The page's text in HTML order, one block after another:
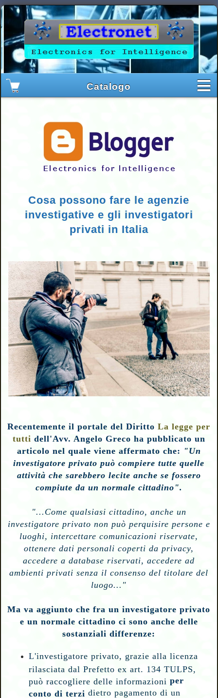
Cosa possono fare le agenzie
investigative e gli investigatori
privati in Italia
Recentemente il portale del Diritto La legge per
tutti dell'Avv. Angelo Greco ha pubblicato un
articolo nel quale viene affermato che: "Un
investigatore privato può compiere tutte quelle
attività che sarebbero lecite anche se fossero
compiute da un normale cittadino".
"...Come qualsiasi cittadino, anche un
investigatore privato non può perquisire persone e
luoghi, intercettare comunicazioni riservate,
ottenere dati personali coperti da privacy,
accedere a database riservati, accedere ad
ambienti privati senza il consenso del titolare del
luogo..."
Ma va aggiunto che fra un investigatore privato
e un normale cittadino ci sono anche delle
sostanziali differenze:
L'investigatore privato, grazie alla licenza
rilasciata dal Prefetto ex art. 134 TULPS,
può raccogliere delle informazioniper
conto di terzidietro pagamento di un